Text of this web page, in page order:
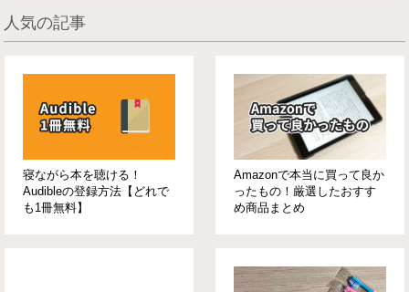
人気の記事
寝ながら本を聴ける！
Audibleの登録方法【どれで
も1冊無料】
Amazonで本当に買って良か
ったもの！厳選したおすす
め商品まとめ